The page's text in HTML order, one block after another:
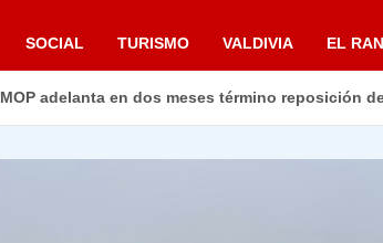
SOCIAL TURISMO VALDIVIA EL
MOP adelanta en dos meses término reposición